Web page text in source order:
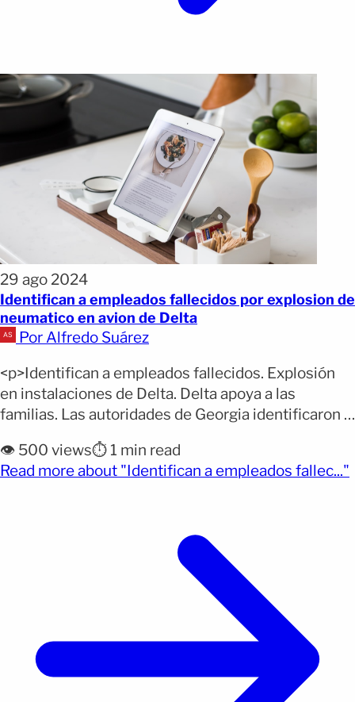
29 ago 2024
Identifican a empleados fallecidos por explosion de
neumatico en avion de Delta
Por Alfredo Suárez
<p>Identifican a empleados fallecidos. Explosión
en instalaciones de Delta. Delta apoya a las
familias. Las autoridades de Georgia identificaron a
incidente en el Aeropuerto Internacional
Hartsfield-Jackson de Atlanta. Las víctimas fueron
👁️ 500 views⏱️ 1 min read
Read more about "Identifican a empleados fallec..."